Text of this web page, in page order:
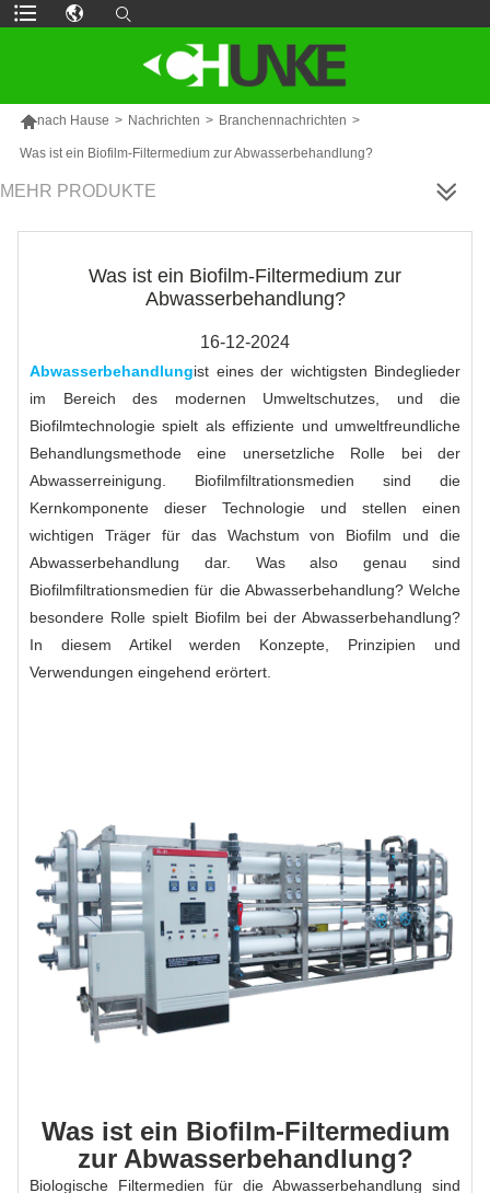
nach Hause > Nachrichten > Branchennachrichten >
Was ist ein Biofilm-Filtermedium zur Abwasserbehandlung?
MEHR PRODUKTE
Was ist ein Biofilm-Filtermedium zur
Abwasserbehandlung?
16-12-2024
Abwasserbehandlungist eines der wichtigsten Bindeglieder
im Bereich des modernen Umweltschutzes, und die
Biofilmtechnologie spielt als effiziente und umweltfreundliche
Behandlungsmethode eine unersetzliche Rolle bei der
Abwasserreinigung. Biofilmfiltrationsmedien sind die
Kernkomponente dieser Technologie und stellen einen
wichtigen Träger für das Wachstum von Biofilm und die
Abwasserbehandlung dar. Was also genau sind
Biofilmfiltrationsmedien für die Abwasserbehandlung? Welche
besondere Rolle spielt Biofilm bei der Abwasserbehandlung?
In diesem Artikel werden Konzepte, Prinzipien und
Verwendungen eingehend erörtert.
Was ist ein Biofilm-Filtermedium
zur Abwasserbehandlung?
Biologische Filtermedien für die Abwasserbehandlung sind